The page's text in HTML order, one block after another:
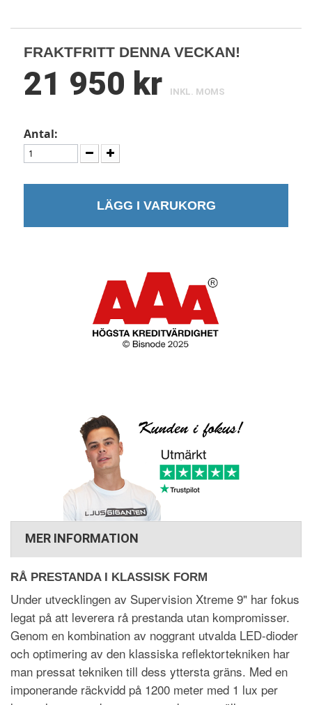
FRAKTFRITT DENNA VECKAN!
21 950 kr INKL. MOMS
Antal:
LÄGG I VARUKORG
MER INFORMATION
RÅ PRESTANDA I KLASSISK FORM
Under utvecklingen av Supervision Xtreme 9" har fokus
legat på att leverera rå prestanda utan kompromisser.
Genom en kombination av noggrant utvalda LED-dioder
och optimering av den klassiska reflektortekniken har
man pressat tekniken till dess yttersta gräns. Med en
imponerande räckvidd på 1200 meter med 1 lux per